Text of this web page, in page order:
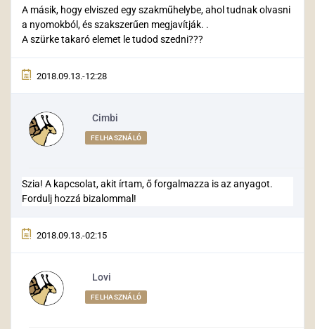
A másik, hogy elviszed egy szakműhelybe, ahol tudnak olvasni
a nyomokból, és szakszerűen megjavítják. .
A szürke takaró elemet le tudod szedni???
2018.09.13.-12:28
Cimbi
FELHASZNÁLÓ
Szia! A kapcsolat, akit írtam, ő forgalmazza is az anyagot.
Fordulj hozzá bizalommal!
2018.09.13.-02:15
Lovi
FELHASZNÁLÓ